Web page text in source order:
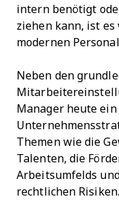
intern benötigt
ziehen kann, ist
modernen
Neben den
Manager heute
Themen wie die
Talenten, die
Arbeitsumfelds
rechtlichen Risiken.